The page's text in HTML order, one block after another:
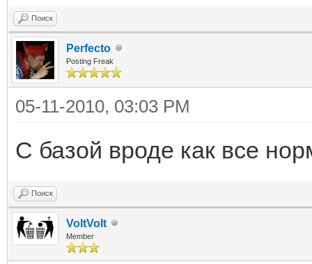
Поиск
Perfecto
Posting Freak
05-11-2010, 03:03 PM
С базой вроде как все
Поиск
VoltVolt
Member